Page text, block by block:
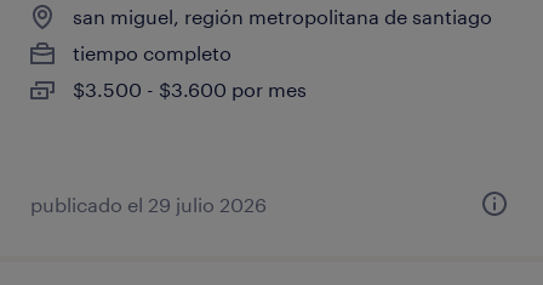
san miguel, región metropolitana de santiago
tiempo completo
$3.500 - $3.600 por mes
publicado el 29 julio 2026